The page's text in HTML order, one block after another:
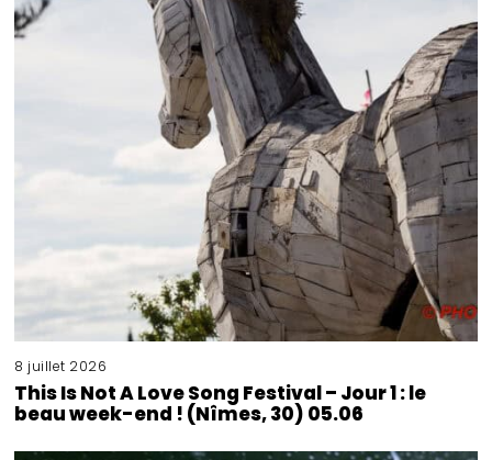
8 juillet 2026
This Is Not A Love Song Festival – Jour 1 : le
beau week-end ! (Nîmes, 30) 05.06